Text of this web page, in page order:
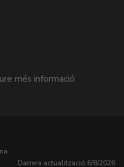
Darrera actualització:6/8/2026